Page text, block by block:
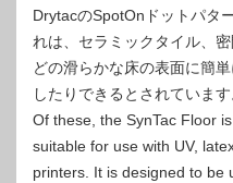
DrytacのSpotOnドットパタ
れは、セラミックタイル、
どの滑らかな床の表面に簡
したりできるとされています
Of these, the SynTac Floor
suitable for use with UV,
printers. It is designed to be